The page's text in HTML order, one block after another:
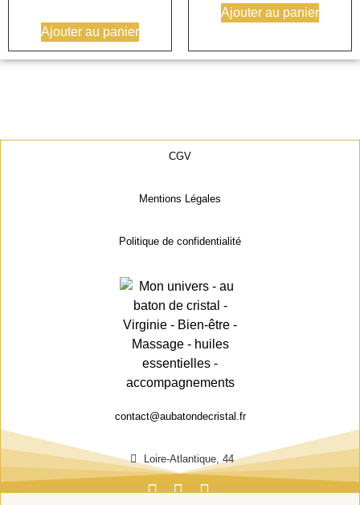
Ajouter au panier
Ajouter au panier
CGV
Mentions Légales
Politique de confidentialité
contact@aubatondecristal.fr
Loire-Atlantique, 44